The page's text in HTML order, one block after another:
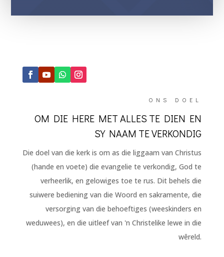
ONS DOEL
OM DIE HERE MET ALLES TE DIEN EN
SY NAAM TE VERKONDIG
Die doel van die kerk is om as die liggaam van Christus
(hande en voete) die evangelie te verkondig, God te
verheerlik, en gelowiges toe te rus. Dit behels die
suiwere bediening van die Woord en sakramente, die
versorging van die behoeftiges (weeskinders en
weduwees), en die uitleef van 'n Christelike lewe in die
wêreld.